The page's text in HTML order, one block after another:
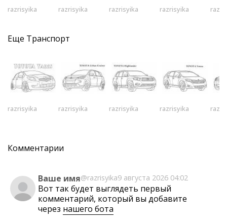
razrisyika razrisyika razrisyika razrisyika
Еще Транспорт
razrisyika razrisyika razrisyika razrisyika
Комментарии
Ваше имя@razrisyika9 августа 2026 04:02
Вот так будет выглядеть первый
комментарий, который вы добавите
через нашего бота